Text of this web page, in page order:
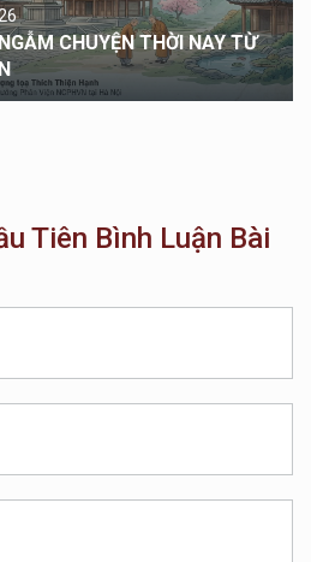
CHUYỆN THỜI NAY TỪ
Tiên Bình Luận Bài